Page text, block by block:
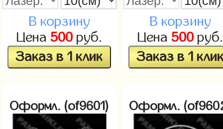
В корзину
Цена 500руб.
Заказ в 1 клик
В корзину
Цена 500руб.
Заказ в 1
Оформл. (of9601) Оформл.